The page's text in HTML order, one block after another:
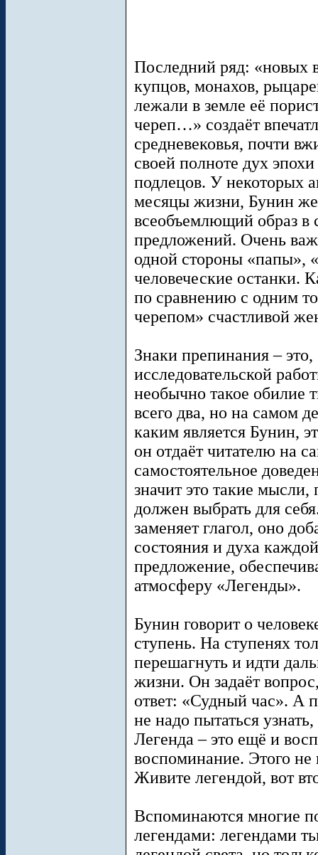
Последний ряд: «новых
купцов, монахов,
лежали в земле её
череп…» создаёт
средневековья, почти
своей полноте дух
подлецов. У некоторых
месяцы жизни, Бунин же
всеобъемлющий образ в
предложений. Очень
одной стороны «папы»,
человеческие останки.
по сравнению с одним
черепом» счастливой
Знаки препинания –
исследовательской
необычно такое обилие
всего два, но на самом
каким является Бунин,
он отдаёт читателю на
самостоятельное
значит это такие
должен выбрать для
заменяет глагол, оно
состояния и духа
предложение,
атмосферу «Легенды».
Бунин говорит о
ступень. На ступенях
перешагнуть и идти
жизни. Он задаёт
ответ: «Судный час». А
не надо пытаться
Легенда – это ещё и
воспоминание. Этого не
Живите легендой, вот
Вспоминаются многие
легендами: легендами